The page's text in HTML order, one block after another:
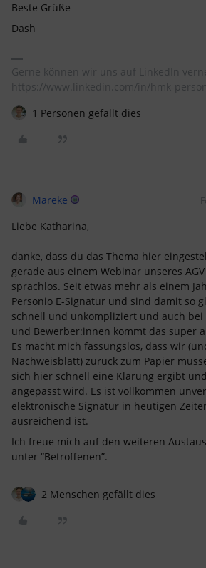
Beste Grüße
Dash
Gerne können wir uns auf LinkedIn
https://www.linkedin.com/in/hmk-
1 Personen gefällt dies
Mareke
Liebe Katharina,
danke, dass du das Thema hier
gerade aus einem Webinar unseres
sprachlos. Seit etwas mehr als einem
Personio E-Signatur und sind damit so
schnell und unkompliziert und auch
und Bewerber:innen kommt das super
Es macht mich fassungslos, dass wir
Nachweisblatt) zurück zum Papier
sich hier schnell eine Klärung ergibt
angepasst wird. Es ist vollkommen
elektronische Signatur in heutigen
ausreichend ist.
Ich freue mich auf den weiteren
unter “Betroffenen”.
2 Menschen gefällt dies